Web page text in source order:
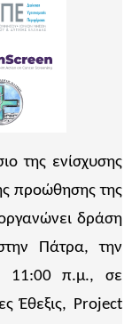
της ενίσχυσης
προώθησης της
δράση
Πάτρα, την
11:00 π.μ., σε
Έθεξις, Project